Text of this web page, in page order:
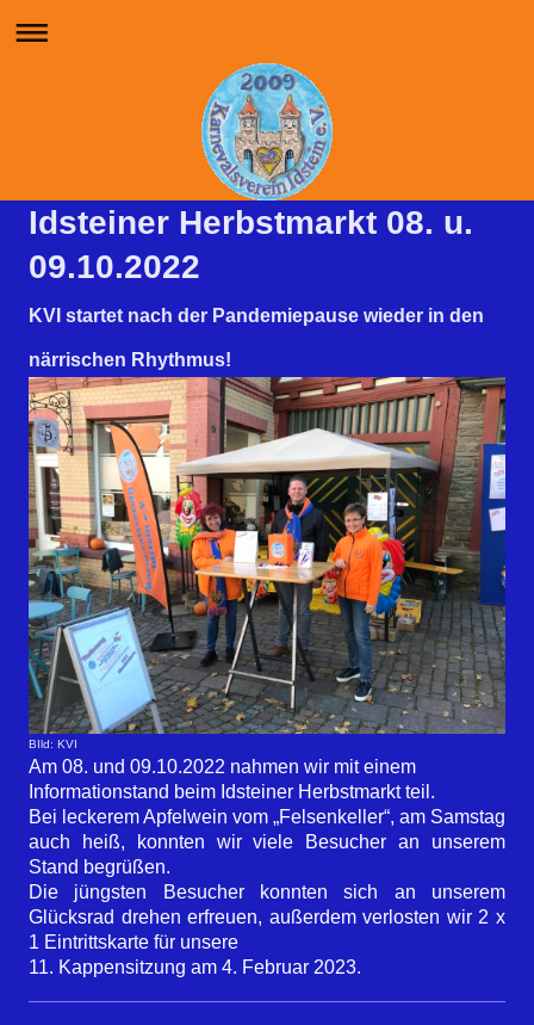
Idsteiner Herbstmarkt 08. u.
09.10.2022
KVI startet nach der Pandemiepause wieder in den
närrischen Rhythmus!
BIld: KVI
Am 08. und 09.10.2022 nahmen wir mit einem
Informationstand beim Idsteiner Herbstmarkt teil.
Bei leckerem Apfelwein vom „Felsenkeller“, am Samstag
auch heiß, konnten wir viele Besucher an unserem
Stand begrüßen.
Die jüngsten Besucher konnten sich an unserem
Glücksrad drehen erfreuen, außerdem verlosten wir 2 x
1 Eintrittskarte für unsere
11. Kappensitzung am 4. Februar 2023.